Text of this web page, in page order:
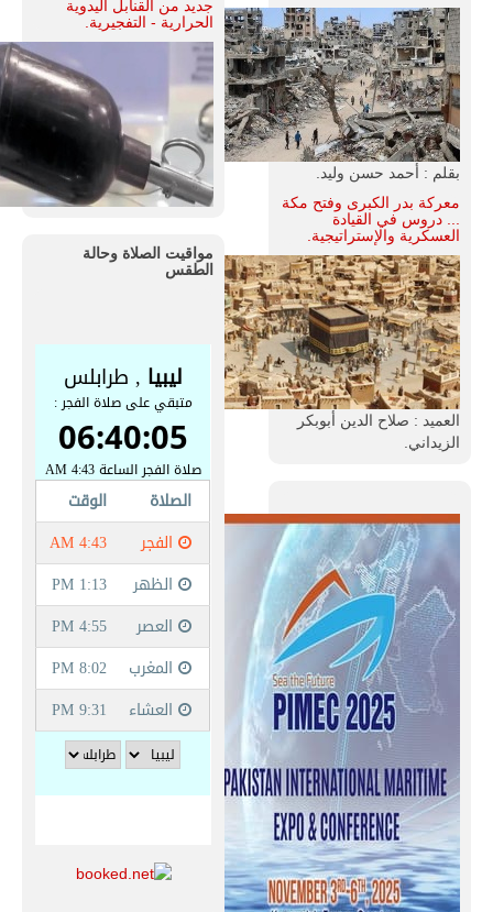
بقلم : أحمد حسن وليد.
معركة بدر الكبرى وفتح مكة
... دروس في القيادة
العسكرية والإستراتيجية.
العميد : صلاح الدين أبوبكر
الزيداني.
جديد من القنابل اليدوية
الحرارية - التفجيرية.
مواقيت الصلاة وحالة
الطقس